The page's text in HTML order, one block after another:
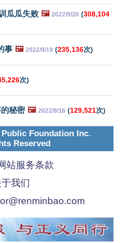
瓜瓜失败 🖼️ 2022/9/20 (308,104
事 🖼️ 2022/9/19 (235,136次)
次)
秘密 🖼️ 2022/9/16 (129,521次)
Foundation Inc.
Reserved
站服务条款
我们